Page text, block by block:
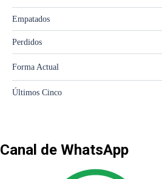
Canal de WhatsApp